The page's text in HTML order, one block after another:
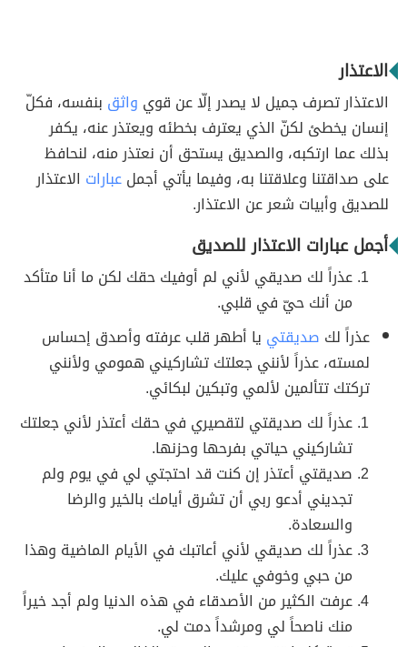
الاعتذار
الاعتذار تصرف جميل لا يصدر إلّا عن قوي واثق بنفسه، فكلّ
إنسان يخطئ لكنّ الذي يعترف بخطئه ويعتذر عنه، يكفر
بذلك عما ارتكبه، والصديق يستحق أن نعتذر منه، لنحافظ
على صداقتنا وعلاقتنا به، وفيما يأتي أجملعبارات الاعتذار
للصديق وأبيات شعر عن الاعتذار.
أجمل عبارات الاعتذار للصديق
عذراً لك صديقي لأني لم أوفيك حقك لكن ما أنا متأكد
من أنك حيّ في قلبي.
عذراً لك صديقتي يا أطهر قلب عرفته وأصدق إحساس
لمسته، عذراً لأنني جعلتك تشاركيني همومي ولأنني
تركتك تتألمين لألمي وتبكين لبكائي.
عذراً لك صديقتي لتقصيري في حقك أعتذر لأني جعلتك
تشاركيني حياتي بفرحها وحزنها.
صديقتي أعتذر إن كنت قد احتجتي لي في يوم ولم
تجديني أدعو ربي أن تشرق أيامك بالخير والرضا
والسعادة.
عذراً لك صديقي لأني أعاتبك في الأيام الماضية وهذا
من حبي وخوفي عليك.
عرفت الكثير من الأصدقاء في هذه الدنيا ولم أجد خيراً
منك ناصحاً لي ومرشداً دمت لي.